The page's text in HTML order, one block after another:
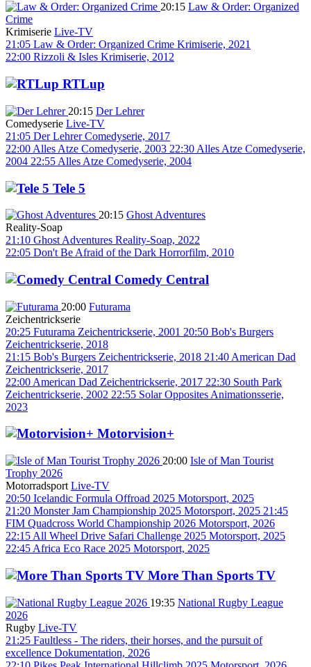
20:15 Law & Order: Organized
Crime
Krimiserie Live-TV
21:05 Law & Order: Organized Crime Krimiserie, 2021
22:00 Rizzoli & Isles Krimiserie, 2012
RTLup
20:15 Der Lehrer
Comedyserie Live-TV
21:05 Der Lehrer Comedyserie, 2017
22:00 Alles Atze Comedyserie, 2003 22:30 Alles Atze Comedyserie,
2004 22:55 Alles Atze Comedyserie, 2004
Tele 5
20:15 Ghost Adventures
Reality-Soap
21:10 Ghost Adventures Reality-Soap, 2022
22:05 Don't Be Afraid of the Dark Horrorfilm, 2010
Comedy Central
20:00 Futurama
Zeichentrickserie
20:25 Futurama Zeichentrickserie, 2001 20:50 Bob's Burgers
Zeichentrickserie, 2018
21:15 Bob's Burgers Zeichentrickserie, 2018 21:40 American Dad
Zeichentrickserie, 2017
22:00 American Dad Zeichentrickserie, 2017 22:30 South Park
Zeichentrickserie, 2002 22:55 Solar Opposites Animationsserie,
2023
Motorvision+
20:00 Isle of Man Tourist
Trophy 2026
Motorradsport Live-TV
20:50 Icelandic Formula Offroad 2025 Motorsport, 2025
21:20 Monster Jam Championship 2025 Motorsport, 2025 21:45
FIM Quadcross World Championship 2026 Motorsport, 2026
22:15 All Wheel Drive Safari Challenge 2025 Motorsport, 2025
22:45 Africa Eco Race 2025 Motorsport, 2025
More Than Sports TV
19:35 National Rugby League
2026
Rugby Live-TV
21:25 Faultless - The riders, their horses, and the pursuit of
excellence Dokumentation, 2026